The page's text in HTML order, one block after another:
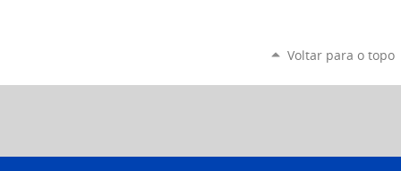
Voltar para o topo